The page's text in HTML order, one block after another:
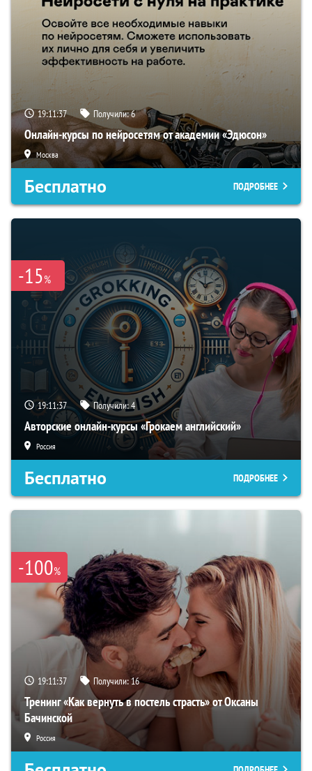
19:11:36 Получили:6
Онлайн-курсы по нейросетям от академии «Эдюсон»
Москва
Бесплатно ПОДРОБНЕЕ
-15%
19:11:36 Получили:4
Авторские онлайн-курсы «Грокаем английский»
Россия
Бесплатно ПОДРОБНЕЕ
-100%
19:11:36 Получили:16
Тренинг «Как вернуть в постель страсть» от Оксаны
Бачинской
Россия